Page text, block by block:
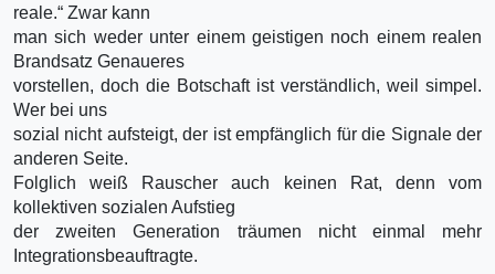
reale.“ Zwar kann
man sich weder unter einem geistigen noch einem realen
Brandsatz Genaueres
vorstellen, doch die Botschaft ist verständlich, weil simpel.
Wer bei uns
sozial nicht aufsteigt, der ist empfänglich für die Signale der
anderen Seite.
Folglich weiß Rauscher auch keinen Rat, denn vom
kollektiven sozialen Aufstieg
der zweiten Generation träumen nicht einmal mehr
Integrationsbeauftragte.